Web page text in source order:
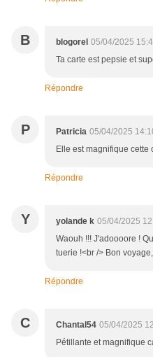
B blogorel 05/04/2025
Ta carte est pepsie et
Répondre
P Patricia 05/04/2025
Elle est magnifique cette
Répondre
Y yolande k 05/04/2025
Waouh !!! J'adoooore !
tuerie !<br /> Bon
Répondre
C Chantal54 05/04/2025
Pétillante et magnifique